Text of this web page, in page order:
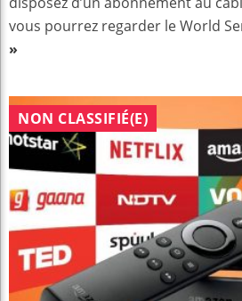
vous pourrez regarder le World
»
NON CLASSIFIÉ(E)